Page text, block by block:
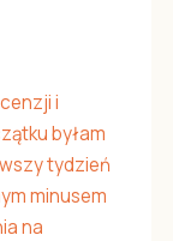
i
byłam
tydzień
minusem
na